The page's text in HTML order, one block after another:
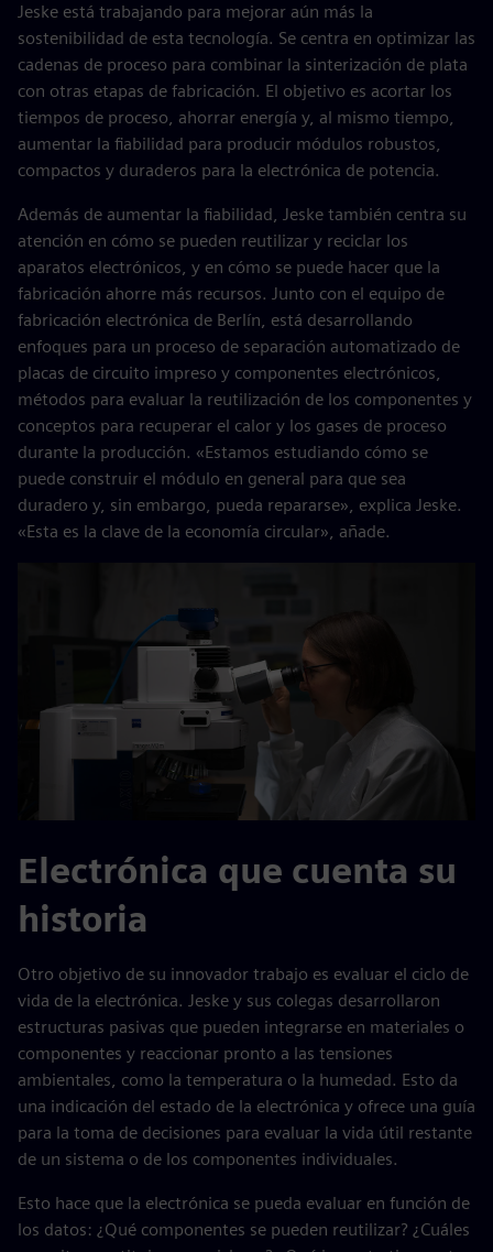
Jeske está trabajando para mejorar aún más la
sostenibilidad de esta tecnología. Se centra en optimizar las
cadenas de proceso para combinar la sinterización de plata
con otras etapas de fabricación. El objetivo es acortar los
tiempos de proceso, ahorrar energía y, al mismo tiempo,
aumentar la fiabilidad para producir módulos robustos,
compactos y duraderos para la electrónica de potencia.
Además de aumentar la fiabilidad, Jeske también centra su
atención en cómo se pueden reutilizar y reciclar los
aparatos electrónicos, y en cómo se puede hacer que la
fabricación ahorre más recursos. Junto con el equipo de
fabricación electrónica de Berlín, está desarrollando
enfoques para un proceso de separación automatizado de
placas de circuito impreso y componentes electrónicos,
métodos para evaluar la reutilización de los componentes y
conceptos para recuperar el calor y los gases de proceso
durante la producción. «Estamos estudiando cómo se
puede construir el módulo en general para que sea
duradero y, sin embargo, pueda repararse», explica Jeske.
«Esta es la clave de la economía circular», añade.
Electrónica que cuenta su
historia
Otro objetivo de su innovador trabajo es evaluar el ciclo de
vida de la electrónica. Jeske y sus colegas desarrollaron
estructuras pasivas que pueden integrarse en materiales o
componentes y reaccionar pronto a las tensiones
ambientales, como la temperatura o la humedad. Esto da
una indicación del estado de la electrónica y ofrece una guía
para la toma de decisiones para evaluar la vida útil restante
de un sistema o de los componentes individuales.
Esto hace que la electrónica se pueda evaluar en función de
los datos: ¿Qué componentes se pueden reutilizar? ¿Cuáles